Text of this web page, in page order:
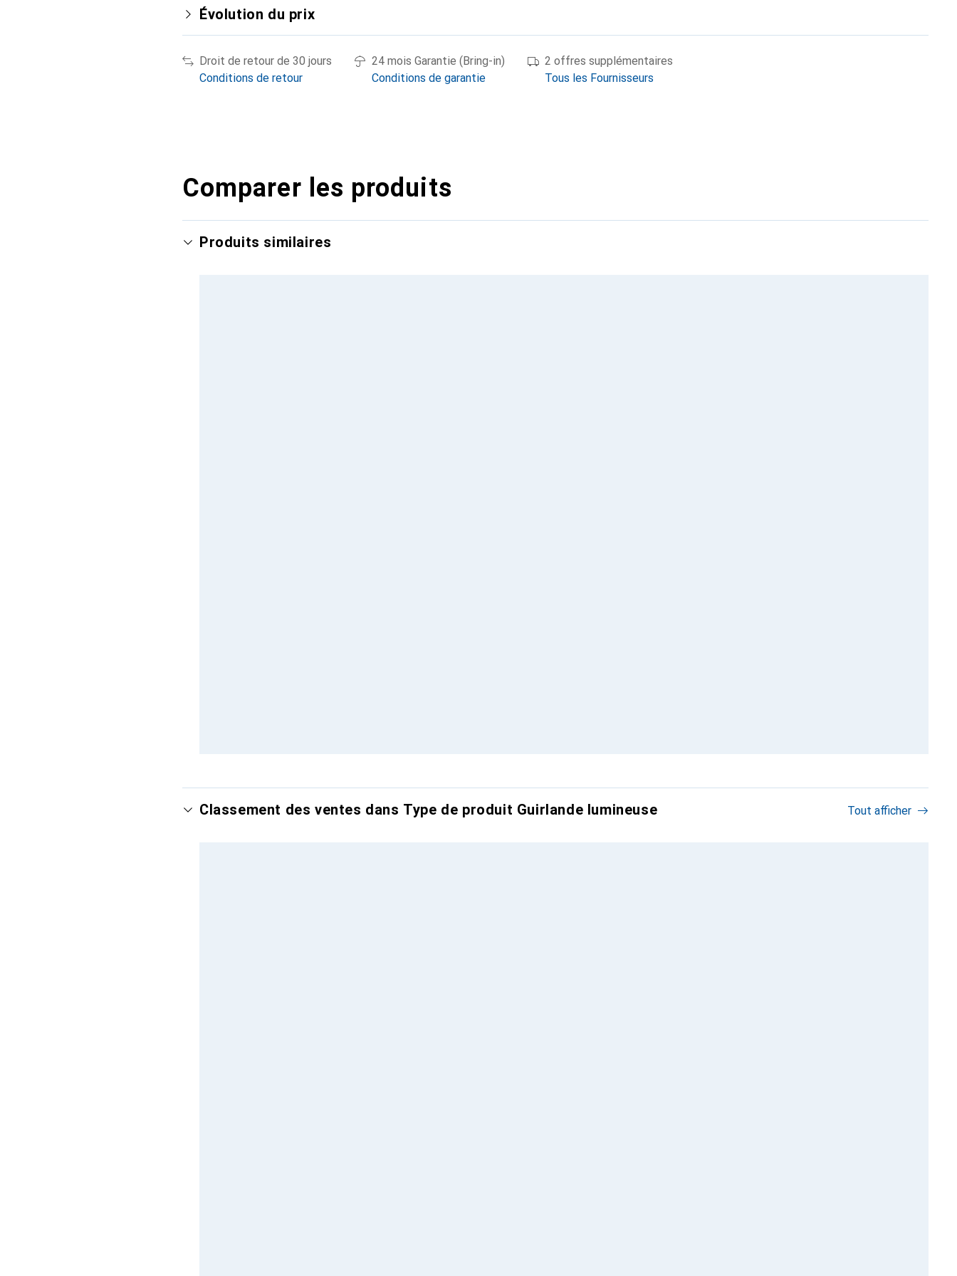
Évolution du prix
Droit de retour de 30 jours
Conditions de retour
24 mois Garantie (Bring-in)
Conditions de garantie
2 offres supplémentaires
Tous les Fournisseurs
Comparer les produits
Produits similaires
Classement des ventes dans Type de produit Guirlande lumineuse Tout afficher